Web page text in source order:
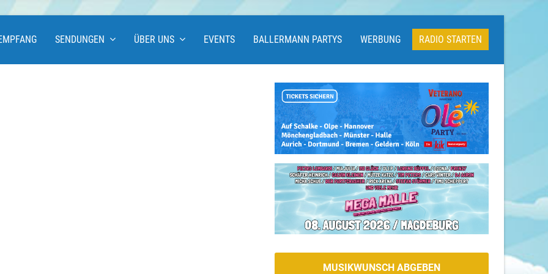
SENDUNGEN ÜBER UNS EVENTS BALLERMANN PARTYS WERBUNG RADIO STARTEN
MUSIKWUNSCH ABGEBEN